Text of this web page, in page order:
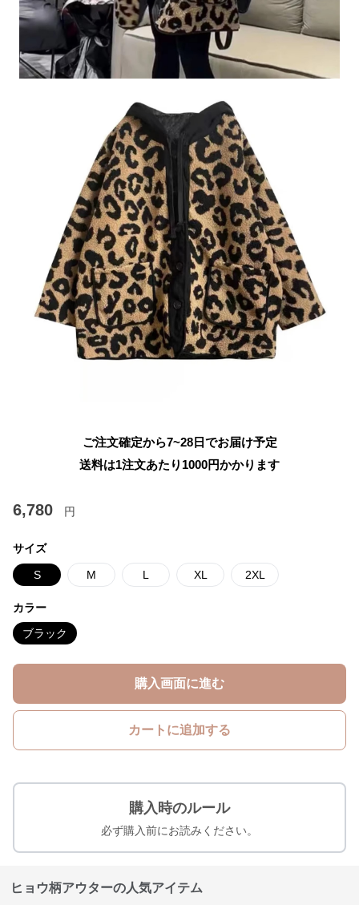
ご注文確定から7~28日でお届け予定
送料は1注文あたり 1000円かかります
6,780 円
サイズ
S M L XL 2XL
カラー
ブラック
購入画面に進む
カートに追加する
購入時のルール
必ず購入前にお読みください。
ヒョウ柄アウターの人気アイテム